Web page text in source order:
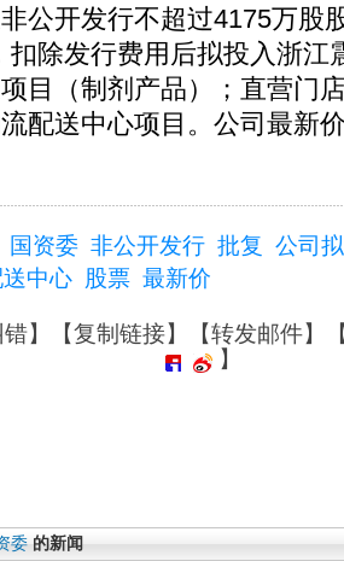
公开发行不超过4175万股
扣除发行费用后拟投入浙江
目（制剂产品）；直营门
配送中心项目。公司最新
国资委 非公开发行 批复 公司拟
中心 股票 最新价
】【复制链接】【转发邮件】
】
委 的新闻